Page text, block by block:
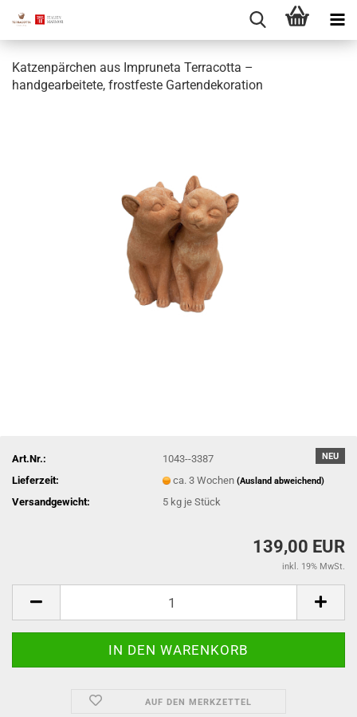
Katzenpärchen aus Impruneta Terracotta –
handgearbeitete, frostfeste Gartendekoration
NEU
Art.Nr.:
1043--3387
Lieferzeit:
ca. 3 Wochen(Ausland abweichend)
Versandgewicht: 5 kg je Stück
139,00 EUR
inkl. 19% MwSt.
AUF DEN MERKZETTEL